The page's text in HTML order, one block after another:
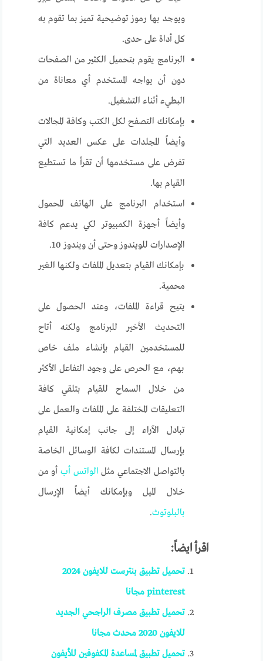
ويوجد بها رموز توضيحية تميز بما تقوم به
كل أداة على حدى.
البرنامج يقوم بتحميل الكثير من الصفحات
دون أن يواجه المستخدم أي معاناة من
البطيء أثناء التشغيل.
بإمكانك التصفح لكل الكتب وكافة المجالات
وأيضاً المجلدات على عكس العديد التي
تفرض على مستخدمها أن تقرأ ما تستطيع
القيام بها.
استخدام البرنامج على الهاتف المحمول
وأيضاً أجهزة الكمبيوتر لكي يدعم كافة
الإصدارات للويندوز وحتى أن ويندوز 10.
بإمكانك القيام بتعديل الملفات ولكنها الغير
محمية.
يتيح قراءة الملفات، وعند الحصول على
التحديث الأخير للبرنامج ولكنه أتاح
للمستخدمين القيام بإنشاء ملف خاص
بهم، مع الحرص على وجود التفاعل الأكثر
من خلال السماح للقيام بتلقي كافة
التعليقات المختلفة على الملفات والعمل على
تبادل الآراء إلى جانب إمكانية القيام
بإرسال المستندات لكافة الوسائل الخاصة
بالتواصل الاجتماعي مثلالواتس أبأو من
خلال الميل وبإمكانك أيضاً الإرسال
بالبلوتوث.
اقرأ ايضاً:
تحميل تطبيق بنترست للايفون 2024
pinterest مجانا
تحميل تطبيق مصرف الراجحي الجديد
للايفون 2020 محدث مجانا
تحميل تطبيق لمساعدة المكفوفين للأيفون